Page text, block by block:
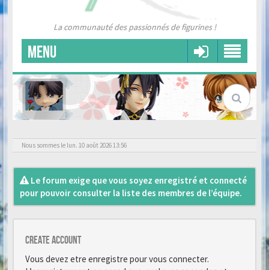
La communauté des passionnés de figurines !
MENU
Nous sommes le lun. 10 août 2026 13:56
Le forum exige que vous soyez enregistré et connecté
pour pouvoir consulter la liste des membres de l’équipe.
Create account
Vous devez etre enregistre pour vous connecter.